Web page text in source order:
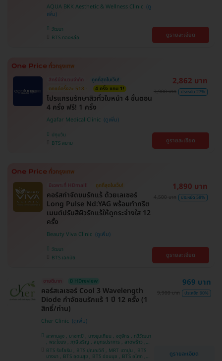
AQUA BKK Aesthetic & Wellness Clinic
วัฒนา
BTS ทองหล่อ
ดูรายละเอียด
สิทธิ์มีจำนวนจำกัด
ถูกที่สุดในเว็บ!
ตกแค่ครั้งละ 518.-
4 ครั้ง แถม 1!
โปรแกรมรักษาสิวทั่วใบหน้า 4 ขั้นตอน
4 ครั้ง ฟรี! 1 ครั้ง
Agafar Medical Clinic
ปทุมวัน
BTS สยาม
2,862 บาท
3,900 บาท ประหยัด 27%
ดูรายละเอียด
มีเฉพาะที่ HDmall! ถูกที่สุดในเว็บ!
คอร์สกำจัดขนรักแร้ ด้วยเลเซอร์
Long Pulse Nd:YAG พร้อมทำทรีต
เมนต์ปรับสีผิวรักแร้ให้ดูกระจ่างใส 12
ครั้ง
Beauty Viva Clinic
วัฒนา
BTS เอกมัย
1,890 บาท
4,500 บาท ประหยัด 58%
ดูรายละเอียด
ขายดีมาก มี HDreview
คอร์สเลเซอร์ Cool 3 Wavelength
Diode กำจัดขนรักแร้ 1 ปี 12 ครั้ง (1
สิทธิ์/ท่าน)
Cher Clinic
สะพานสูง , บางกะปิ , บางขุนเทียน , จตุจักร , ทวีวัฒนา
, พระโขนง , ภาษีเจริญ , สมุทรปราการ , ลาดพร้าว ,
ประเวศ , บางซื่อ , บางนา , คันนายาว , ลาดกระบัง ,
ราชเทวี , คลองเตย , ปทุมวัน , บางแค
BTS รัชโยธิน , BTS ปุณณวิถี , MRT เตาปูน , BTS
บางนา , BTS อุดมสุข , BTS อ่อนนุช , BTS อโศก ,
969 บาท
9,900 บาท ประหยัด 90%
ดูรายละเอียด